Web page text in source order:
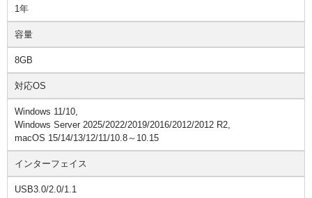
1年
容量
8GB
対応OS
Windows 11/10,
Windows Server 2025/2022/2019/2016/2012/2012 R2,
macOS 15/14/13/12/11/10.8～10.15
インターフェイス
USB3.0/2.0/1.1